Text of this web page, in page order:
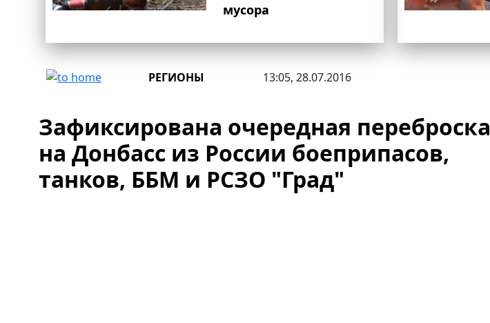
мусора
РЕГИОНЫ 13:05, 28.07.2016
Зафиксирована очередная переброска
на Донбасс из России боеприпасов,
танков, ББМ и РСЗО "Град"